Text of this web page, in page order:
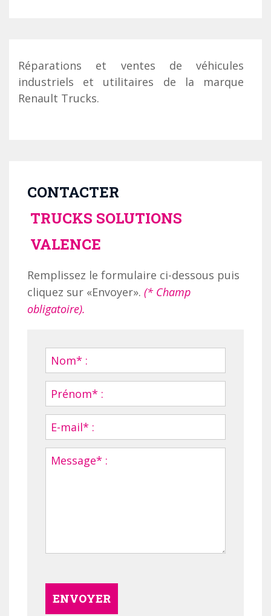
Réparations et ventes de véhicules
industriels et utilitaires de la marque
Renault Trucks.
CONTACTER
TRUCKS SOLUTIONS
VALENCE
Remplissez le formulaire ci-dessous puis
cliquez sur «Envoyer». (* Champ
obligatoire).
ENVOYER